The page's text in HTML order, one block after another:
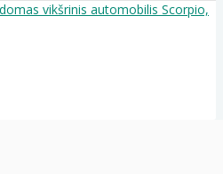
vikšrinis automobilis Scorpio,